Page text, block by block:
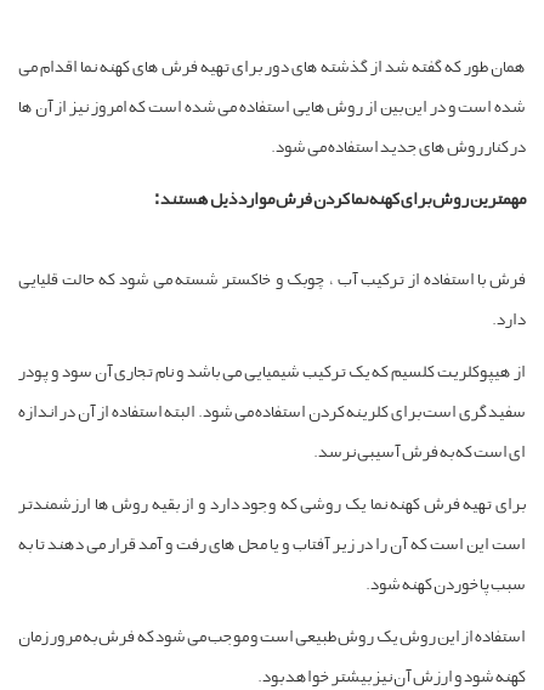
همان طور که گفته شد از گذشته های دور برای تهیه فرش های کهنه نما اقدام می
شده است و در این بین از روش هایی استفاده می شده است که امروز نیز از آن ها
در کنار روش های جدید استفاده می شود.
مهمترین روش برای کهنه نما کردن فرش موارد ذیل هستند :
فرش با استفاده از ترکیب آب ، چوبک و خاکستر شسته می شود که حالت قلیایی
دارد.
از هیپوکلریت کلسیم که یک ترکیب شیمیایی می باشد و نام تجاری آن سود و پودر
سفید گری است برای کلرینه کردن استفاده می شود. البته استفاده از آن در اندازه
ای است که به فرش آسیبی نرسد.
برای تهیه فرش کهنه نما یک روشی که وجود دارد و از بقیه روش ها ارزشمندتر
است این است که آن را در زیر آفتاب و یا محل های رفت و آمد قرار می دهند تا به
سبب پاخوردن کهنه شود.
استفاده از این روش یک روش طبیعی است و موجب می شود که فرش به مرور زمان
کهنه شود و ارزش آن نیز بیشتر خواهد بود.